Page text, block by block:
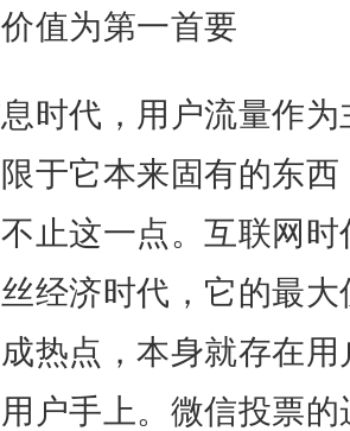
值为第一首要
时代，用户流量作
于它本来固有的东
止这一点。互联网
经济时代，它的最
热点，本身就存在
户手上。微信投票